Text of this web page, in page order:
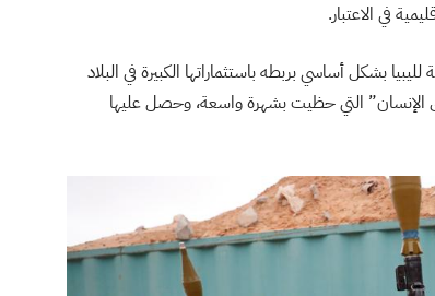
في الاعتبار.
بشكل أساسي بربطه باستثماراتها الكبيرة في البلاد
التي حظيت بشهرة واسعة، وحصل عليها